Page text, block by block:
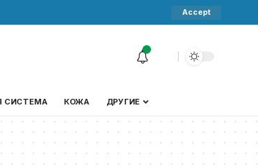
Accept
СИСТЕМА КОЖА ДРУГИЕ